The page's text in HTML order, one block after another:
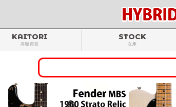
KAITORI
高額買取
STOCK
在庫